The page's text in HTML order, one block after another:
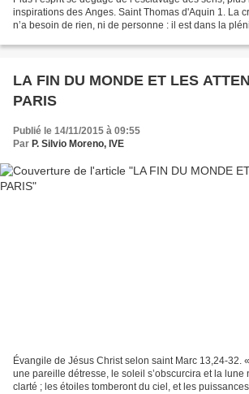
inspirations des Anges. Saint Thomas d'Aquin 1. La
n’a besoin de rien, ni de personne : il est dans la
LA FIN DU MONDE ET LES
PARIS
Publié le 14/11/2015 à 09:55
Par P. Silvio Moreno, IVE
Évangile de Jésus Christ selon saint Marc 13,24-32.
une pareille détresse, le soleil s’obscurcira et la lune
clarté ; les étoiles tomberont du ciel, et les